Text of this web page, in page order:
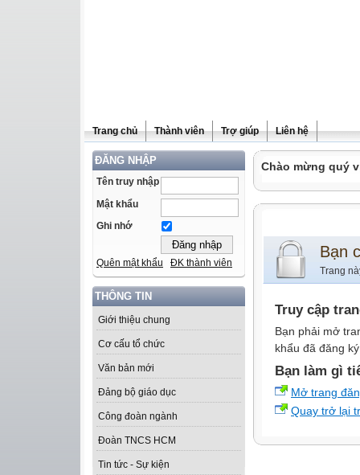
Trang chủ Thành viên Trợ giúp Liên hệ
ĐĂNG NHẬP
Tên truy nhập
Mật khẩu
Ghi nhớ
Quên mật khẩu ĐK thành viên
THÔNG TIN
Giới thiệu chung
Cơ cấu tổ chức
Văn bản mới
Đảng bộ giáo dục
Công đoàn ngành
Đoàn TNCS HCM
Tin tức - Sự kiện
Chào mừng quý
Bạn
Trang
Truy cập
Bạn phải mở
khẩu đã đăng
Bạn làm gì
Mở trang
Quay trở lại